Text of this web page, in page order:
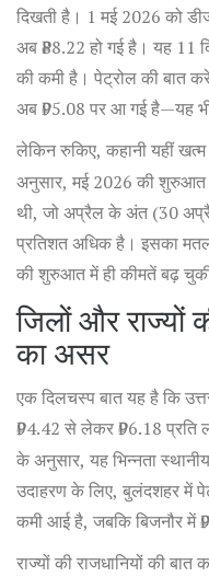
दिखती है। 1 मई 2026 को
अब ₹88.22 हो गई है। यह 11
की कमी है। पेट्रोल की बात
अब ₹95.08 पर आ गई है—यह
लेकिन रुकिए, कहानी यहीं खत्म
अनुसार, मई 2026 की शुरुआत
थी, जो अप्रैल के अंत (30
प्रतिशत अधिक है। इसका
की शुरुआत में ही कीमतें बढ़
रही हैं।
जिलों और राज्यों
का असर
एक दिलचस्प बात यह है कि
₹94.42 से लेकर ₹96.18 प्रति
के अनुसार, यह भिन्नता
उदाहरण के लिए, बुलंदशहर में
कमी आई है, जबकि बिजनौर में
देखी गई है।
राज्यों की राजधानियों की बात